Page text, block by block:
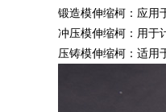
锻造模伸缩柯：应用
冲压模伸缩柯：用于
压铸模伸缩柯：适用